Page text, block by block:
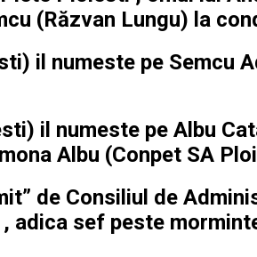
(Răzvan Lungu) la
il numeste pe Semcu
il numeste pe Albu
Albu (Conpet SA
de Consiliul de
sef peste